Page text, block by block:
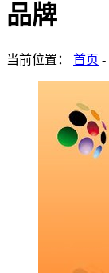
品牌
当前位置： 首页 -